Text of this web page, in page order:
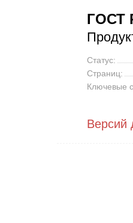
ГОСТ
Статус:
Страниц:
Ключевые
Версий